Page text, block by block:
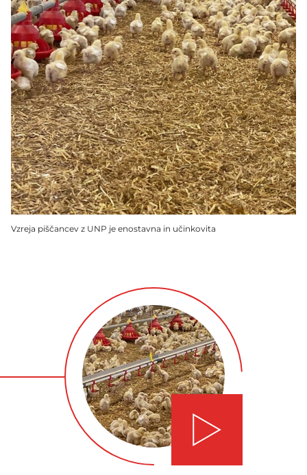
Vzreja piščancev z UNP je enostavna in učinkovita
Play video